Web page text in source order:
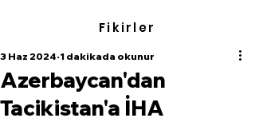
Fikirler
Azerbaycan'dan
Tacikistan'a İHA
3 Haz 2024 1 dakikada okunur